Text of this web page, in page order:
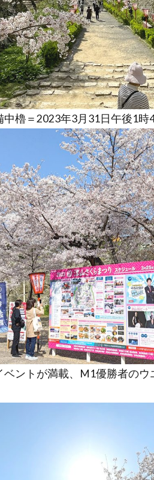
櫓＝2023年3月31日午後1時
ントが満載、M1優勝者の